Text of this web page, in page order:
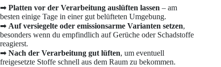
➡ Platten vor der Verarbeitung auslüften lassen – am
besten einige Tage in einer gut belüfteten Umgebung.
➡ Auf versiegelte oder emissionsarme Varianten setzen,
besonders wenn du empfindlich auf Gerüche oder Schadstoffe
reagierst.
➡ Nach der Verarbeitung gut lüften, um eventuell
freigesetzte Stoffe schnell aus dem Raum zu bekommen.